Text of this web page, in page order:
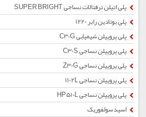
پلی اتیلن ترفتالات نساجی SUPER BRIGHT
پلی بوتادین رابر 1220
پلی پروپیلن شیمیایی C30G
پلی پروپیلن نساجی C30S
پلی پروپیلن نساجی Z30G
پلی پروپیلن نساجی 1102L
پلی پروپیلن نساجی HP510L
اسید سولفوریک